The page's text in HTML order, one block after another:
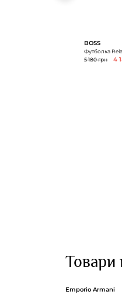
BOSS
Футболка
5 180 грн
4
Товари
Emporio Armani